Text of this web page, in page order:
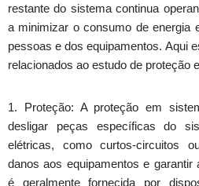
restante do sistema continua
a minimizar o consumo de energia
pessoas e dos equipamentos. Aqui
relacionados ao estudo de proteção
1. Proteção: A proteção em
desligar peças específicas do
elétricas, como curtos-circuitos
danos aos equipamentos e
é geralmente fornecida por